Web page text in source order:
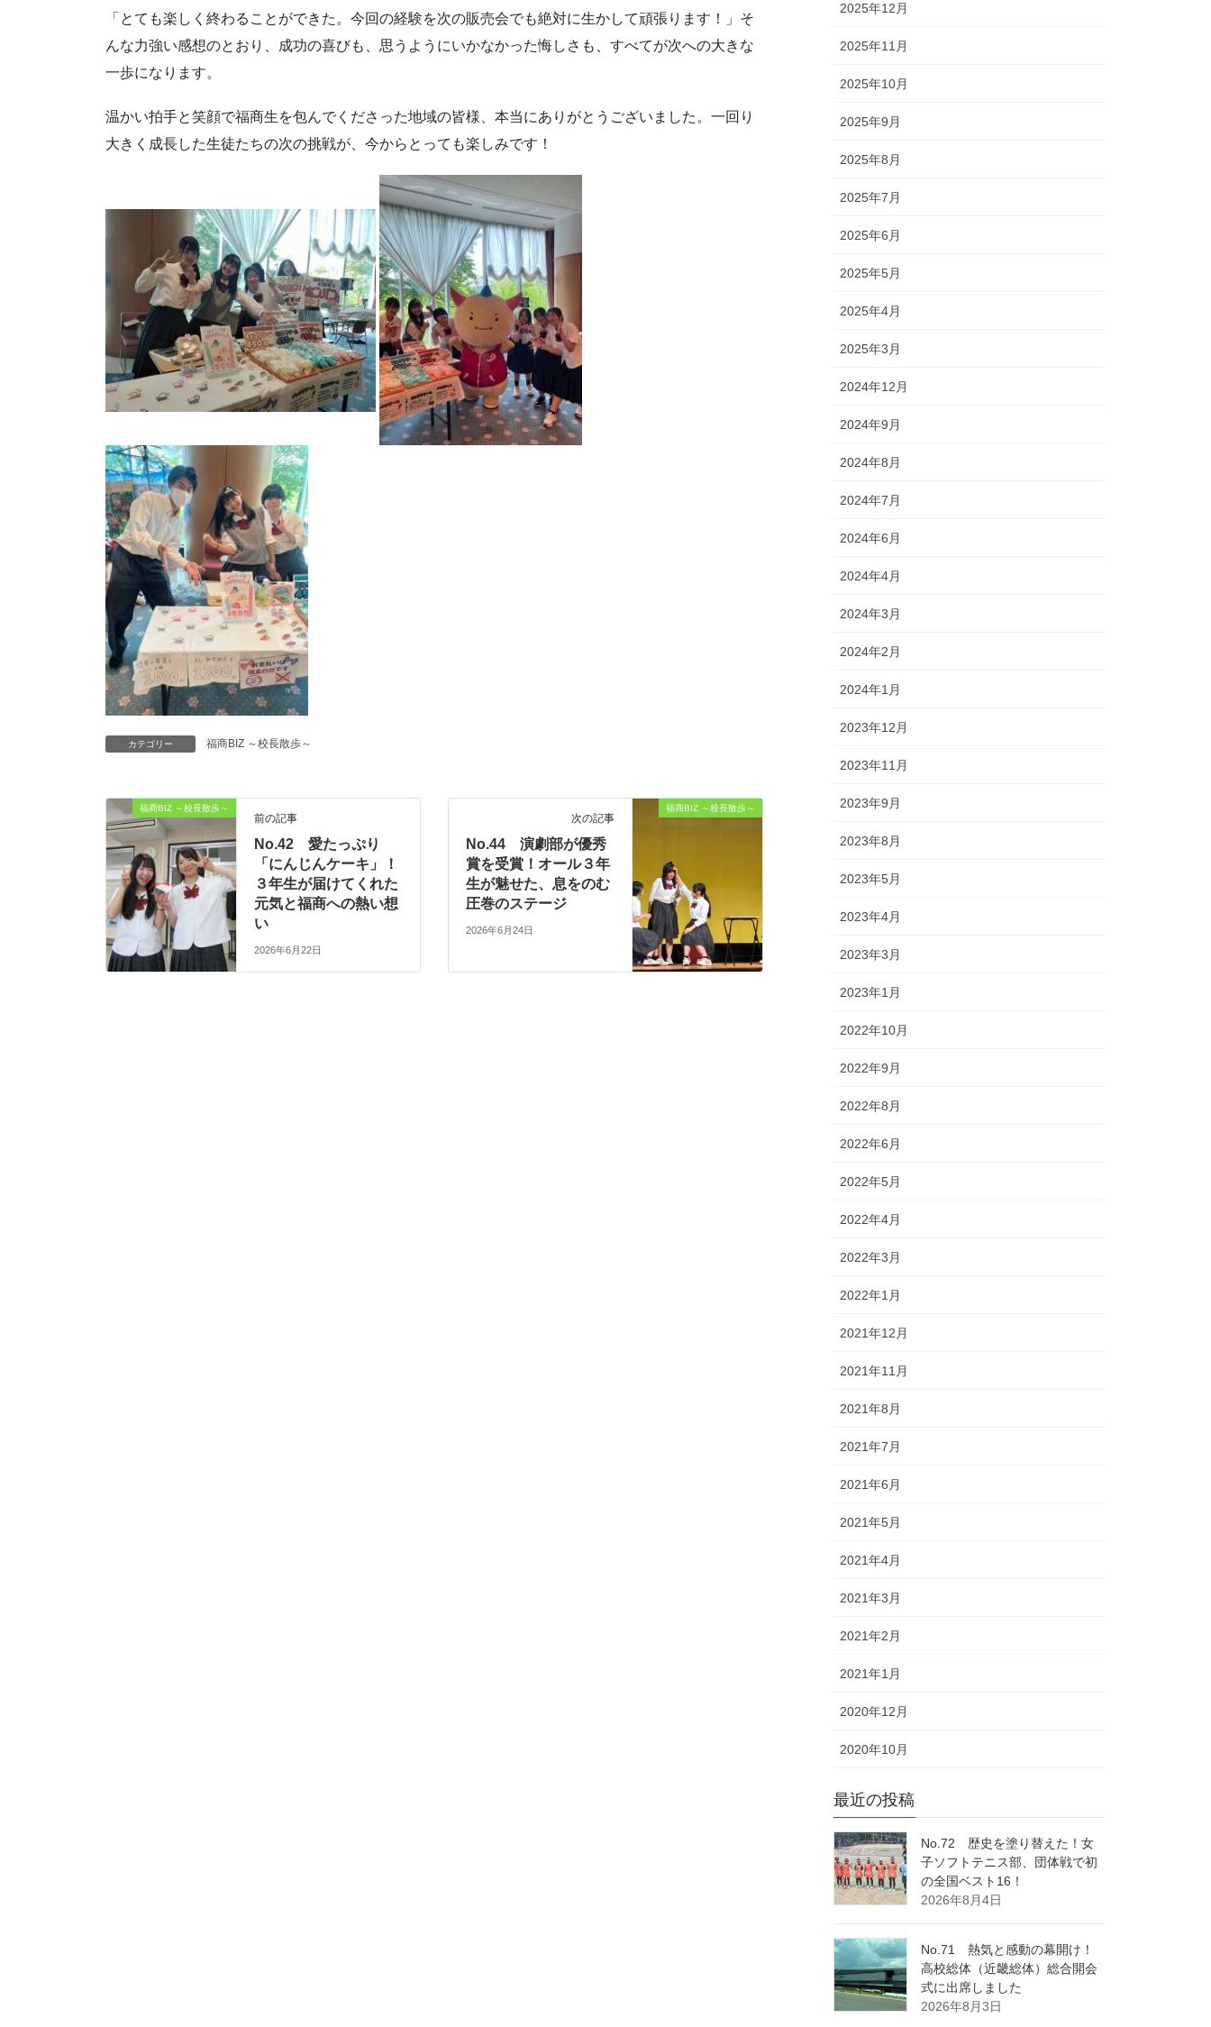
「とても楽しく終わることができた。今回の経験を次の販売会でも絶対に生かして頑張ります！」そ
んな力強い感想のとおり、成功の喜びも、思うようにいかなかった悔しさも、すべてが次への大きな
一歩になります。
温かい拍手と笑顔で福商生を包んでくださった地域の皆様、本当にありがとうございました。一回り
大きく成長した生徒たちの次の挑戦が、今からとっても楽しみです！
カテゴリー 福商BIZ ～校長散歩～
福商BIZ ～校長散歩～
前の記事
No.42 愛たっぷり
「にんじんケーキ」！
３年生が届けてくれた
元気と福商への熱い想
い
2026年6月22日
福商BIZ ～校長散歩～
次の記事
No.44 演劇部が優秀
賞を受賞！オール３年
生が魅せた、息をのむ
圧巻のステージ
2026年6月24日
2025年12月
2025年11月
2025年10月
2025年9月
2025年8月
2025年7月
2025年6月
2025年5月
2025年4月
2025年3月
2024年12月
2024年9月
2024年8月
2024年7月
2024年6月
2024年4月
2024年3月
2024年2月
2024年1月
2023年12月
2023年11月
2023年9月
2023年8月
2023年5月
2023年4月
2023年3月
2023年1月
2022年10月
2022年9月
2022年8月
2022年6月
2022年5月
2022年4月
2022年3月
2022年1月
2021年12月
2021年11月
2021年8月
2021年7月
2021年6月
2021年5月
2021年4月
2021年3月
2021年2月
2021年1月
2020年12月
2020年10月
最近の投稿
No.72 歴史を塗り替えた！女
子ソフトテニス部、団体戦で初
の全国ベスト16！
2026年8月4日
No.71 熱気と感動の幕開け！
高校総体（近畿総体）総合開会
式に出席しました
2026年8月3日